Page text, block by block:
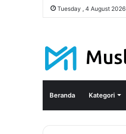
Tuesday , 4 August 2026
Beranda Kategori